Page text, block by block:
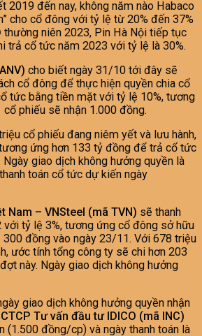
2019 đến nay, không năm nào Habaco
cho cổ đông với tỷ lệ từ 20% đến 37%
niên 2023, Pin Hà Nội tiếp tục
trả cổ tức năm 2023 với tỷ lệ là 30%.
cho biết ngày 31/10 tới đây sẽ
cổ đông để thực hiện quyền chia cổ
tức bằng tiền mặt với tỷ lệ 10%, tương
phiếu sẽ nhận 1.000 đồng.
cổ phiếu đang niêm yết và lưu hành,
ứng hơn 133 tỷ đồng để trả cổ tức
giao dịch không hưởng quyền là
toán cổ tức dự kiến ngày
Nam – VNSteel (mã TVN) sẽ thanh
tỷ lệ 3%, tương ứng cổ đông sở hữu
300 đồng vào ngày 23/11. Với 678 triệu
ước tính tổng công ty sẽ chi hơn 203
này. Ngày giao dịch không hưởng
giao dịch không hưởng quyền nhận
CTCP Tư vấn đầu tư IDICO (mã INC)
(1.500 đồng/cp) và ngày thanh toán là